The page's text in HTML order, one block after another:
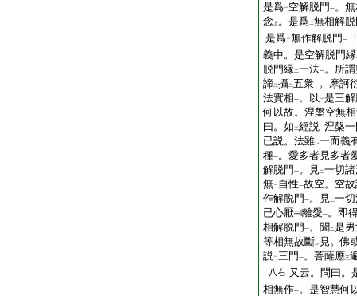
是爲二 空解脱門 一。
念 上 。是爲二無相解
是爲二無作解脱門 一
義中。是空解脱門縁
脱門縁二一法一。所
諦二攝二五衆一。摩訶
法實相一。以 二是三
何以故。涅槃空無
曰。如 二經説一涅槃
已説。法雖レ一而義
種一。愛多者見多者
解脱門 一。見二一切
無二 自性一故空。空
作解脱門 一。見二一
已心厭
離愛一。即
相解脱門 一。聞 二是
等相無故斷レ 見。佛
説二三門 一。菩薩應三
八右 又云。問曰。
相無作一。是智慧何